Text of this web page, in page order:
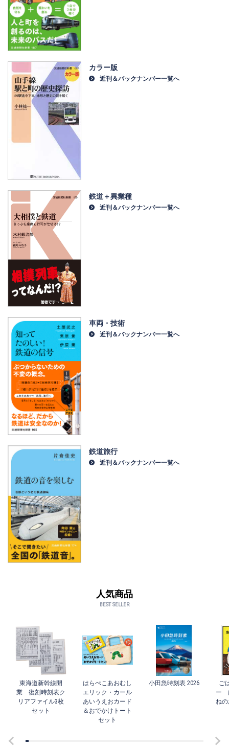
カラー版
近刊＆バックナンバー一覧へ
鉄道＋異業種
近刊＆バックナンバー一覧へ
車両・技術
近刊＆バックナンバー一覧へ
鉄道旅行
近刊＆バックナンバー一覧へ
人気商品
BEST SELLER
東海道新幹線開
業 復刻時刻表ク
リアファイル3枚
セット
はらぺこあおむし
エリック・カール
あいうえおカード
＆おでかけトート
セット
小田急時刻表 2026
ご
ー
ね